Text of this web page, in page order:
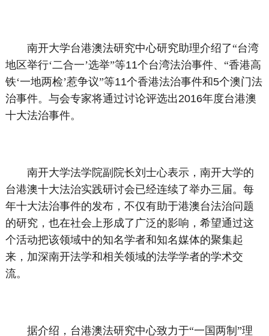
南开大学台港澳法研究中心研究助理介绍了“台湾
地区举行‘二合一’选举”等11个台湾法治事件、“香港高
铁‘一地两检’惹争议”等11个香港法治事件和5个澳门法
治事件。与会专家将通过讨论评选出2016年度台港澳
十大法治事件。
南开大学法学院副院长刘士心表示，南开大学的
台港澳十大法治实践研讨会已经连续了举办三届。每
年十大法治事件的发布，不仅有助于港澳台法治问题
的研究，也在社会上形成了广泛的影响，希望通过这
个活动把该领域中的知名学者和知名媒体的聚集起
来，加深南开法学和相关领域的法学学者的学术交
流。
据介绍，台港澳法研究中心致力于“一国两制”理